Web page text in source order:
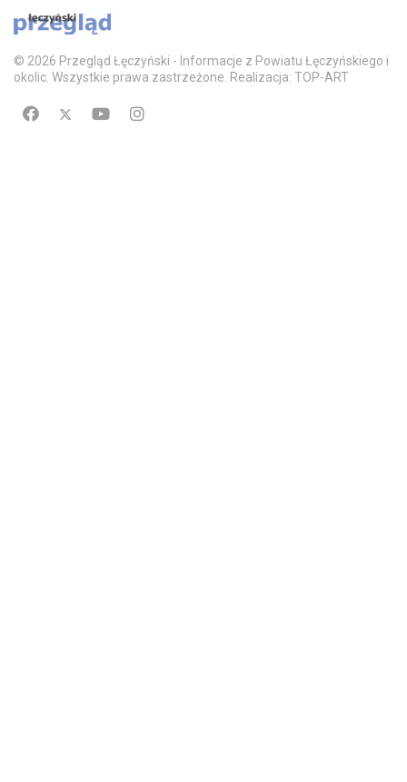
© 2026 Przegląd Łęczyński - Informacje z Powiatu Łęczyńskiego i
okolic. Wszystkie prawa zastrzeżone. Realizacja: TOP-ART